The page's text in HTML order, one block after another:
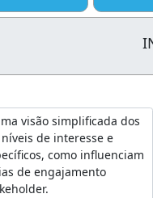
visão simplificada dos
de interesse e
como influenciam
de engajamento